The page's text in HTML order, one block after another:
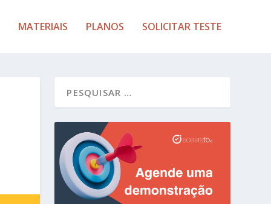
MATERIAIS PLANOS SOLICITAR TESTE